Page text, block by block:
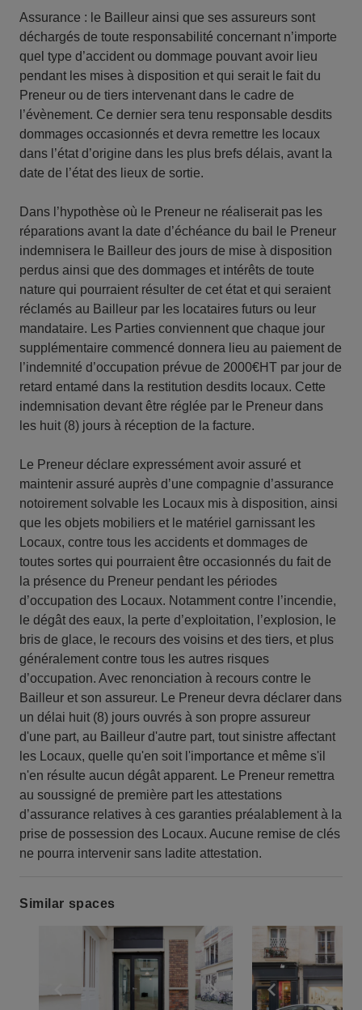
Assurance : le Bailleur ainsi que ses assureurs sont
déchargés de toute responsabilité concernant n’importe
quel type d’accident ou dommage pouvant avoir lieu
pendant les mises à disposition et qui serait le fait du
Preneur ou de tiers intervenant dans le cadre de
l’évènement. Ce dernier sera tenu responsable desdits
dommages occasionnés et devra remettre les locaux
dans l’état d’origine dans les plus brefs délais, avant la
date de l’état des lieux de sortie.
Dans l’hypothèse où le Preneur ne réaliserait pas les
réparations avant la date d’échéance du bail le Preneur
indemnisera le Bailleur des jours de mise à disposition
perdus ainsi que des dommages et intérêts de toute
nature qui pourraient résulter de cet état et qui seraient
réclamés au Bailleur par les locataires futurs ou leur
mandataire. Les Parties conviennent que chaque jour
supplémentaire commencé donnera lieu au paiement de
l’indemnité d’occupation prévue de 2000€HT par jour de
retard entamé dans la restitution desdits locaux. Cette
indemnisation devant être réglée par le Preneur dans
les huit (8) jours à réception de la facture.
Le Preneur déclare expressément avoir assuré et
maintenir assuré auprès d’une compagnie d’assurance
notoirement solvable les Locaux mis à disposition, ainsi
que les objets mobiliers et le matériel garnissant les
Locaux, contre tous les accidents et dommages de
toutes sortes qui pourraient être occasionnés du fait de
la présence du Preneur pendant les périodes
d’occupation des Locaux. Notamment contre l’incendie,
le dégât des eaux, la perte d’exploitation, l’explosion, le
bris de glace, le recours des voisins et des tiers, et plus
généralement contre tous les autres risques
d’occupation. Avec renonciation à recours contre le
Bailleur et son assureur. Le Preneur devra déclarer dans
un délai huit (8) jours ouvrés à son propre assureur
d'une part, au Bailleur d'autre part, tout sinistre affectant
les Locaux, quelle qu'en soit l'importance et même s'il
n'en résulte aucun dégât apparent. Le Preneur remettra
au soussigné de première part les attestations
d’assurance relatives à ces garanties préalablement à la
prise de possession des Locaux. Aucune remise de clés
ne pourra intervenir sans ladite attestation.
Similar spaces
Show previous slide Show next slide
Show